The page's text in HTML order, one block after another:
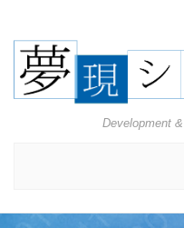
Development